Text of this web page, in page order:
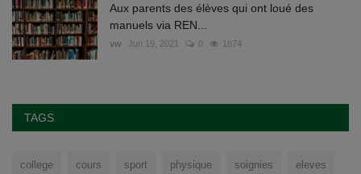
Aux parents des élèves qui ont loué des
manuels via REN...
vw Jun 19, 2021 0 1874
TAGS
college cours sport physique soignies eleves